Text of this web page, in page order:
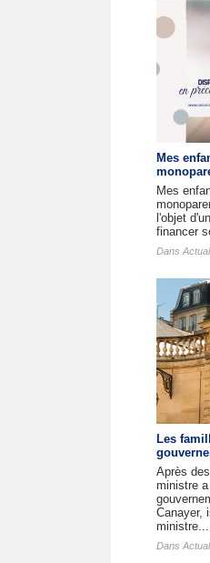
Mes
Mes
l'objet
financer
Dans
Les
Après
ministre
Canayer,
ministre...
Dans